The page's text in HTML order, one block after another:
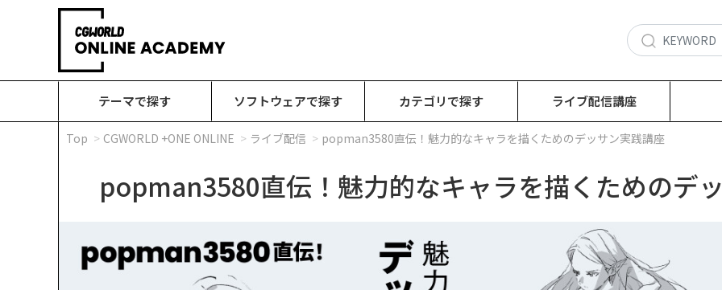
テーマで探す ソフトウェアで探す カテゴリで探す ライブ配信講座
Top CGWORLD +ONE ONLINE ライブ配信 popman3580直伝！魅力的なキャラを描くためのデッサン実践講座
popman3580直伝！魅力的なキャラを描くためのデ